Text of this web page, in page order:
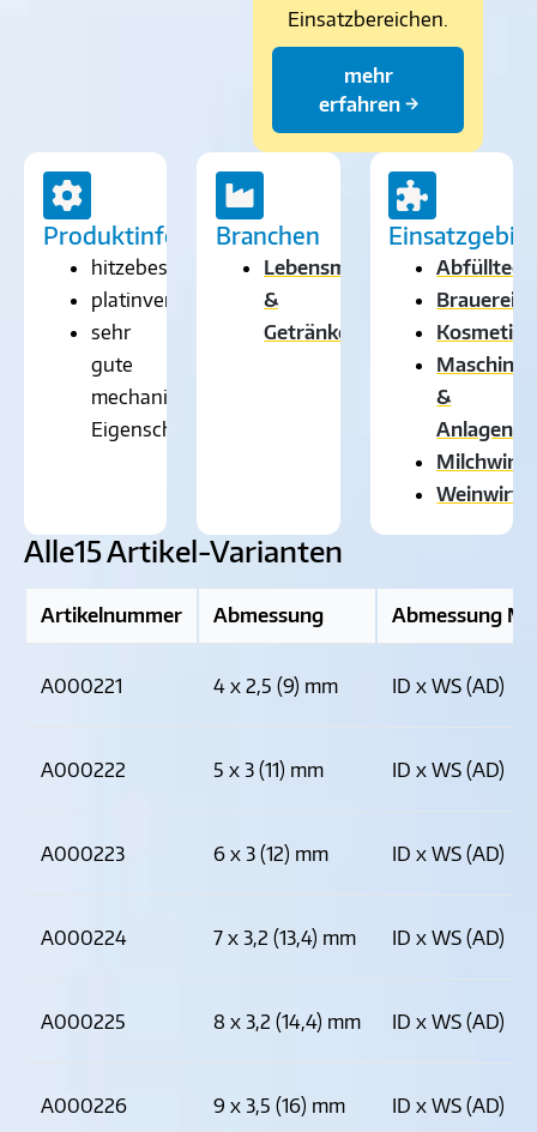
Einsatzbereichen.
mehr
erfahren →
Produktinformationen
hitzebeständig
platinvernetzt
sehr
gute
mechanische
Eigenschaften
Branchen
Lebensmittel-
&
Getränkeindustrie
Brauerein
&
Alle15 Artikel-Varianten
Artikelnummer Abmessung Abmessung
A000221 4 x 2,5 (9) mm ID x WS (AD)
A000222 5 x 3 (11) mm ID x WS (AD)
A000223 6 x 3 (12) mm ID x WS (AD)
A000224 7 x 3,2 (13,4) mm ID x WS (AD)
A000225 8 x 3,2 (14,4) mm ID x WS (AD)
A000226 9 x 3,5 (16) mm ID x WS (AD)